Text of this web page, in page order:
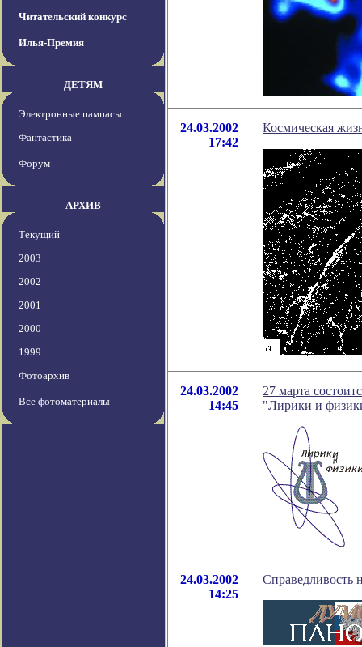
Читательский конкурс
Илья-Премия
ДЕТЯМ
Электронные пампасы
Фантастика
Форум
АРХИВ
Текущий
2003
2002
2001
2000
1999
Фотоархив
Все фотоматериалы
24.03.2002
17:42
Космическая
24.03.2002
14:45
27 марта
"Лирики и
24.03.2002
14:25
Справедливость